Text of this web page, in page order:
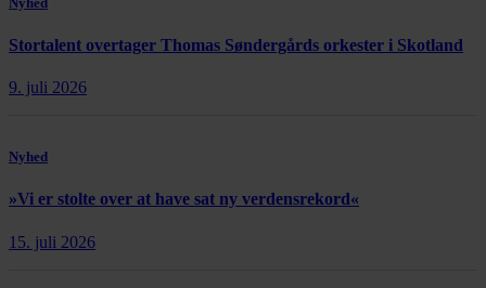
Stortalent overtager Thomas Søndergårds orkester i Skotland
9. juli 2026
Nyhed
»Vi er stolte over at have sat ny verdensrekord«
15. juli 2026